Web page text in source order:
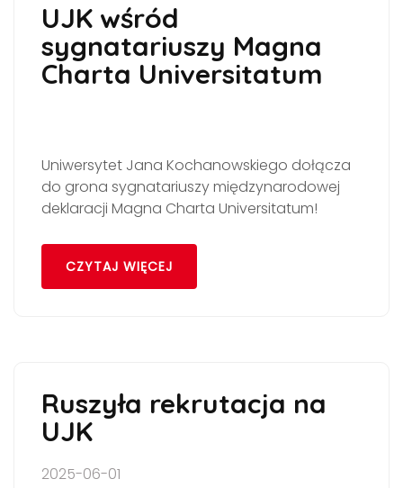
UJK wśród
sygnatariuszy Magna
Charta Universitatum
Uniwersytet Jana Kochanowskiego dołącza
do grona sygnatariuszy międzynarodowej
deklaracji Magna Charta Universitatum!
CZYTAJ WIĘCEJ
Ruszyła rekrutacja na
UJK
2025-06-01